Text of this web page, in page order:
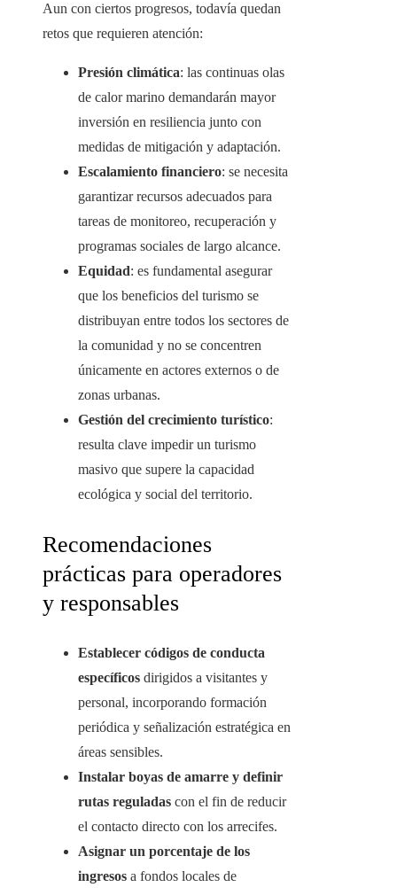
Aun con ciertos progresos, todavía quedan
retos que requieren atención:
Presión climática: las continuas olas
de calor marino demandarán mayor
inversión en resiliencia junto con
medidas de mitigación y adaptación.
Escalamiento financiero: se necesita
garantizar recursos adecuados para
tareas de monitoreo, recuperación y
programas sociales de largo alcance.
Equidad: es fundamental asegurar
que los beneficios del turismo se
distribuyan entre todos los sectores de
la comunidad y no se concentren
únicamente en actores externos o de
zonas urbanas.
Gestión del crecimiento turístico:
resulta clave impedir un turismo
masivo que supere la capacidad
ecológica y social del territorio.
Recomendaciones
prácticas para operadores
y responsables
Establecer códigos de conducta
específicos dirigidos a visitantes y
personal, incorporando formación
periódica y señalización estratégica en
áreas sensibles.
Instalar boyas de amarre y definir
rutas reguladas con el fin de reducir
el contacto directo con los arrecifes.
Asignar un porcentaje de los
ingresos a fondos locales de